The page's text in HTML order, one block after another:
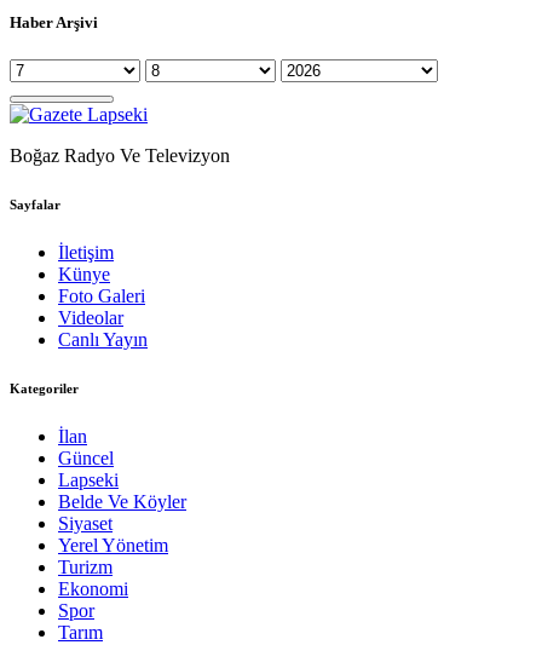
Haber Arşivi
Boğaz Radyo Ve Televizyon
Sayfalar
İletişim
Künye
Foto Galeri
Videolar
Canlı Yayın
Kategoriler
İlan
Güncel
Lapseki
Belde Ve Köyler
Siyaset
Yerel Yönetim
Turizm
Ekonomi
Spor
Tarım